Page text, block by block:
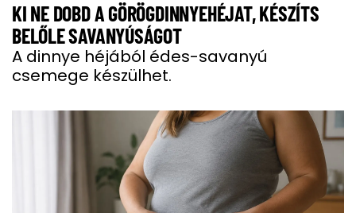
KI NE DOBD A GÖRÖGDINNYEHÉJAT, KÉSZÍTS
BELŐLE SAVANYÚSÁGOT
A dinnye héjából édes-savanyú
csemege készülhet.